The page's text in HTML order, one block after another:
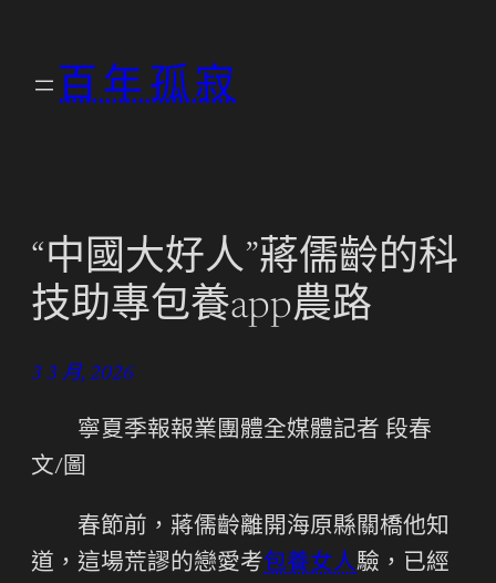
百年孤寂
“中國大好人”蔣儒齡的科
技助專包養app農路
3 3 月, 2026
寧夏季報報業團體全媒體記者 段春
文/圖
春節前，蔣儒齡離開海原縣關橋他知
道，這場荒謬的戀愛考包養女人驗，已經